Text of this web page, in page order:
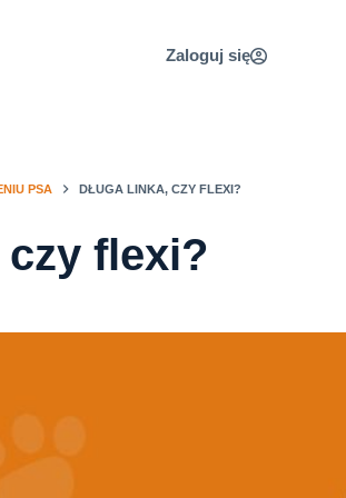
Zaloguj się
PSA DŁUGA LINKA, CZY FLEXI?
flexi?